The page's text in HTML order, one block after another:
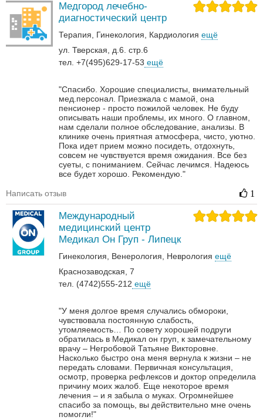
Медгород лечебно-
диагностический центр
Терапия Гинекология Кардиология ещё
ул. Тверская, д.6. стр.6
тел. +7(495)629-17-53 ещё
"Спасибо. Хорошие специалисты, внимательный
мед.персонал. Приезжала с мамой, она
пенсионер - просто пожилой человек. Не буду
описывать наши проблемы, их много. О главном,
нам сделали полное обследование, анализы. В
клинике очень приятная атмосфера, чисто, уютно.
Пока идет прием можно посидеть, отдохнуть,
совсем не чувствуется время ожидания. Все без
суеты, с пониманием. Сейчас лечимся. Надеюсь
все будет хорошо. Рекомендую."
Написать отзыв 1
Международный
медицинский центр
Медикал Он Груп - Липецк
Гинекология Венерология‎ Неврология‎ ещё
Краснозаводская, 7
тел. (4742)555-212 ещё
"У меня долгое время случались обмороки,
чувствовала постоянную слабость,
утомляемость… По совету хорошей подруги
обратилась в Медикал он груп, к замечательному
врачу – Негробовой Татьяне Викторовне.
Насколько быстро она меня вернула к жизни – не
передать словами. Первичная консультация,
осмотр, проверка рефлексов и доктор определила
причину моих жалоб. Еще некоторое время
лечения – и я забыла о муках. Огромнейшее
спасибо за помощь, вы действительно мне очень
помогли!"